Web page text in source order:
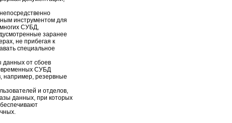
инструментом для
многих СУБД,
заранее
не прибегая к
специальное
данных от сбоев
СУБД
например, резервные
и отделов,
данных, при которых